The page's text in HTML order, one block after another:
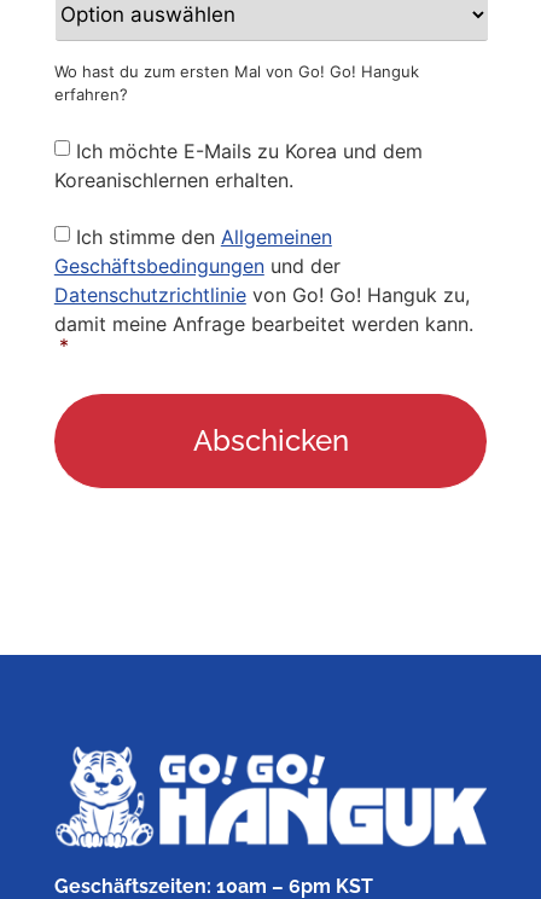
Wo hast du zum ersten Mal von Go! Go! Hanguk
erfahren?
Newsletter
Ich möchte E-Mails zu Korea und dem
Koreanischlernen erhalten.
Privacy
Policy *
Ich stimme den Allgemeinen
Geschäftsbedingungenund der
Datenschutzrichtlinievon Go! Go! Hanguk zu,
damit meine Anfrage bearbeitet werden kann.
*
Geschäftszeiten: 10am – 6pm KST